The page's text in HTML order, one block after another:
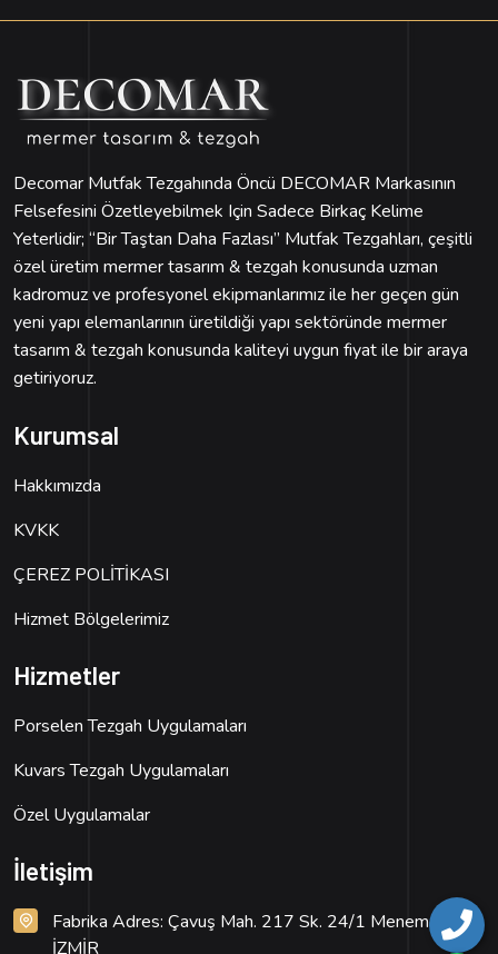
Decomar Mutfak Tezgahında Öncü DECOMAR Markasının
Felsefesini Özetleyebilmek Için Sadece Birkaç Kelime
Yeterlidir; “Bir Taştan Daha Fazlası” Mutfak Tezgahları, çeşitli
özel üretim mermer tasarım & tezgah konusunda uzman
kadromuz ve profesyonel ekipmanlarımız ile her geçen gün
yeni yapı elemanlarının üretildiği yapı sektöründe mermer
tasarım & tezgah konusunda kaliteyi uygun fiyat ile bir araya
getiriyoruz.
Kurumsal
Hakkımızda
KVKK
ÇEREZ POLİTİKASI
Hizmet Bölgelerimiz
Hizmetler
Porselen Tezgah Uygulamaları
Kuvars Tezgah Uygulamaları
Özel Uygulamalar
İletişim
Fabrika Adres: Çavuş Mah. 217 Sk. 24/1 Menemen /
İZMİR